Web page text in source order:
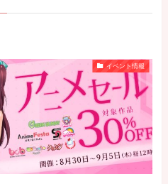
イベント情報